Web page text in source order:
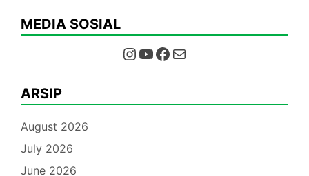
MEDIA SOSIAL
Instagram YouTube Facebook Mail
ARSIP
August 2026
July 2026
June 2026